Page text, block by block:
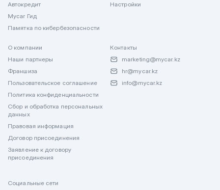
Автокредит
Mycar Гид
Памятка по кибербезопасности
Настройки
О компании
Наши партнеры
Франшиза
Пользовательское соглашение
Политика конфиденциальности
Сбор и обработка персональных
данных
Правовая информация
Договор присоединения
Заявление к договору
присоединения
Контакты
marketing@mycar.kz
hr@mycar.kz
info@mycar.kz
Социальные сети